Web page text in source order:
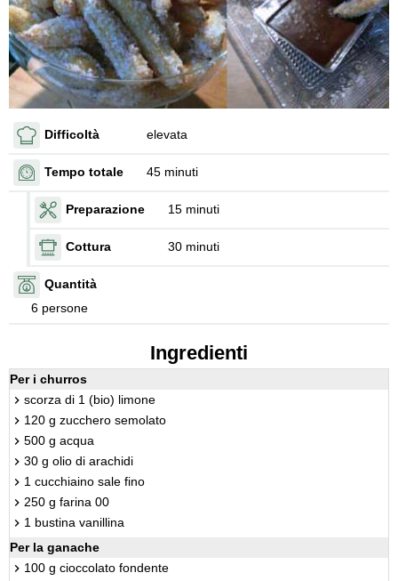
Difficoltà elevata
Tempo totale 45 minuti
Preparazione 15 minuti
Cottura 30 minuti
Quantità
6 persone
Ingredienti
Per i churros
scorza di 1 (bio) limone
120 g zucchero semolato
500 g acqua
30 g olio di arachidi
1 cucchiaino sale fino
250 g farina 00
1 bustina vanillina
Per la ganache
100 g cioccolato fondente